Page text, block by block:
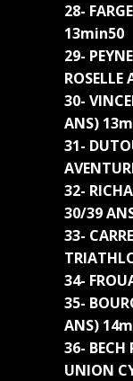
28-
13min50
29-
30-
ANS)
31-
32-
30/39
33-
34-
35-
ANS)
36- BECH
UNION